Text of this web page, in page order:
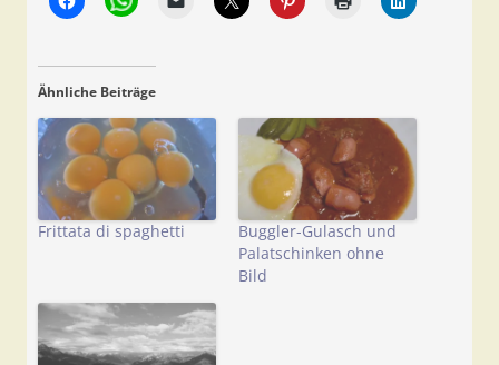
Ähnliche Beiträge
Frittata di spaghetti
Buggler-Gulasch und
Palatschinken ohne
Bild